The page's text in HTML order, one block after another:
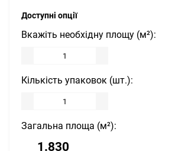
Доступні опції
Вкажіть необхідну площу (м²):
Кількість упаковок (шт.):
Загальна площа (м²):